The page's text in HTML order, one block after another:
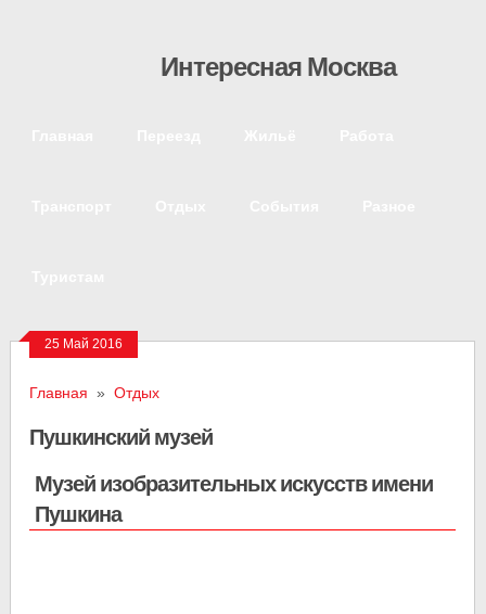
Интересная Москва
25 Май 2016
Главная »Отдых
Пушкинский музей
Музей изобразительных искусств имени
Пушкина